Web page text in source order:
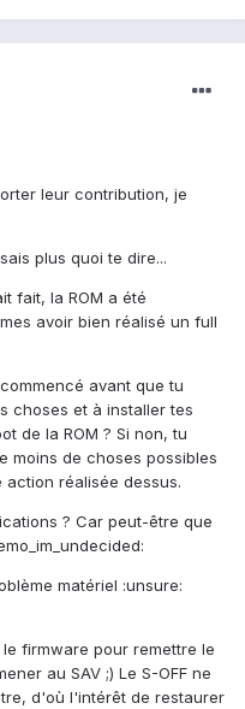
leur contribution, je
plus quoi te dire...
fait, la ROM a été
avoir bien réalisé un full
avant que tu
choses et à installer tes
de la ROM ? Si non, tu
moins de choses possibles
réalisée dessus.
? Car peut-être que
matériel :unsure:
firmware pour remettre le
au SAV ;) Le S-OFF ne
d'où l'intérêt de restaurer